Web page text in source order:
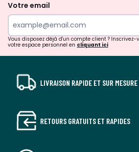
Votre email
Vous disposez déjà d'un compte client ?
votre espace personnel en cliquant ici
LIVRAISON RAPIDE ET SUR MESURE
RETOURS GRATUITS ET RAPIDES